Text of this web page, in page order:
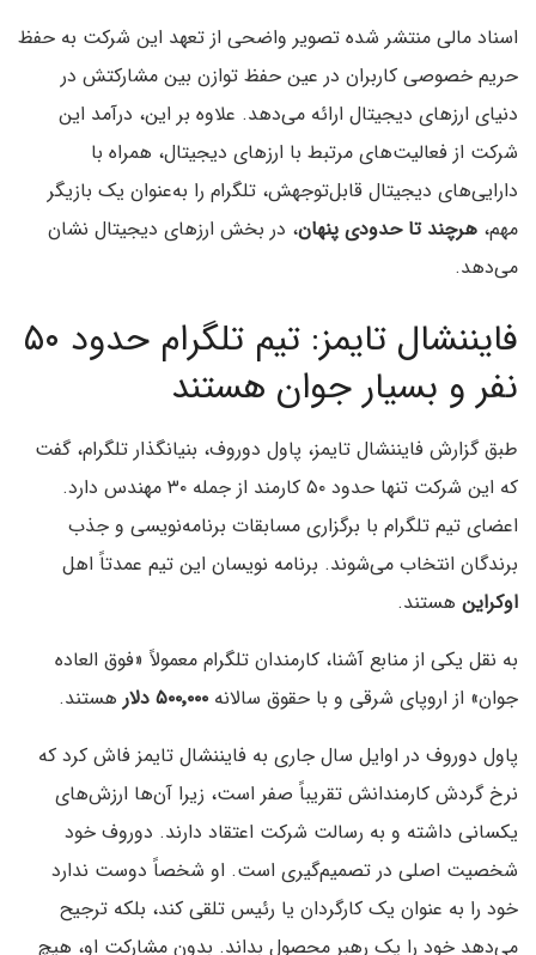
اسناد مالی منتشر شده تصویر واضحی از تعهد این شرکت به حفظ
حریم خصوصی کاربران در عین حفظ توازن بین مشارکتش در
دنیای ارزهای دیجیتال ارائه می‌دهد. علاوه بر این، درآمد این
شرکت از فعالیت‌های مرتبط با ارزهای دیجیتال، همراه با
دارایی‌های دیجیتال قابل‌توجهش، تلگرام را به‌عنوان یک بازیگر
مهم، هرچند تا حدودی پنهان، در بخش ارزهای دیجیتال نشان
می‌دهد.
فایننشال تایمز: تیم تلگرام حدود ۵۰
نفر و بسیار جوان هستند
طبق گزارش فایننشال تایمز، پاول دوروف، بنیانگذار تلگرام، گفت
که این شرکت تنها حدود ۵۰ کارمند از جمله ۳۰ مهندس دارد.
اعضای تیم تلگرام با برگزاری مسابقات برنامه‌نویسی و جذب
برندگان انتخاب می‌شوند. برنامه نویسان این تیم عمدتاً اهل
اوکراین هستند.
به نقل یکی از منابع آشنا، کارمندان تلگرام معمولاً «فوق العاده
جوان» از اروپای شرقی و با حقوق سالانه ۵۰۰٬۰۰۰ دلار
هستند.
پاول دوروف در اوایل سال جاری به فایننشال تایمز فاش کرد که
نرخ گردش کارمندانش تقریباً صفر است، زیرا آن‌ها ارزش‌های
یکسانی داشته و به رسالت شرکت اعتقاد دارند. دوروف خود
شخصیت اصلی در تصمیم‌گیری است. او شخصاً دوست ندارد
خود را به عنوان یک کارگردان یا رئیس تلقی کند، بلکه ترجیح
می‌دهد خود را یک رهبر محصول بداند. بدون مشارکت او، هیچ